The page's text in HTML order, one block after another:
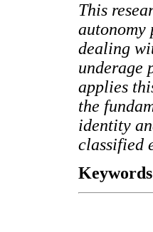
This
dealing
underage
applies
the
identity
classified